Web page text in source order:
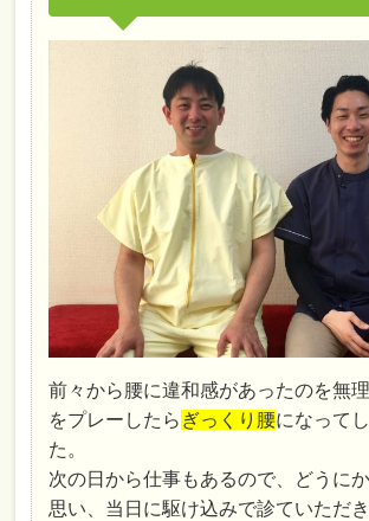
前々から腰に違和感があったのを無
をプレーしたら ぎっくり腰になって
た。
次の日から仕事もあるので、どうに
思い、当日に駆け込みで診ていただき